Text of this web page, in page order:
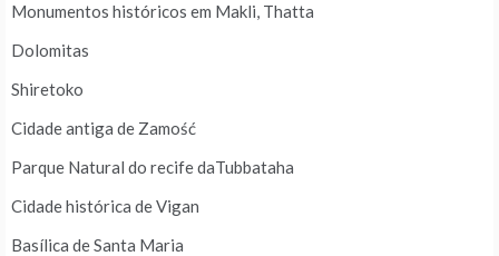
Monumentos históricos em Makli, Thatta
Dolomitas
Shiretoko
Cidade antiga de Zamość
Parque Natural do recife daTubbataha
Cidade histórica de Vigan
Basílica de Santa Maria